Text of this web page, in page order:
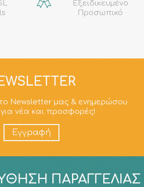
Εξειδικευμένο
Προσωπικό
Newsletter μας & ενημερώσου
νέα και προσφορές!
Εγγραφή
ΠΑΡΑΓΓΕΛΊΑΣ